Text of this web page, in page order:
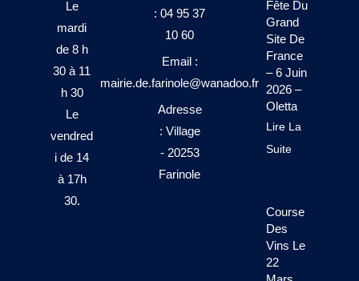
Le
mardi
de 8 h
30 à 11
h 30
Le
vendred
i de 14
à 17h
30.
: 04 95 37
10 60
Email :
mairie.de.farinole@wanadoo.fr
Adresse
: Village
- 20253
Farinole
Fête Du
Grand
Site De
France
– 6 Juin
2026 –
Oletta
Lire La
Suite
Course
Des
Vins Le
22